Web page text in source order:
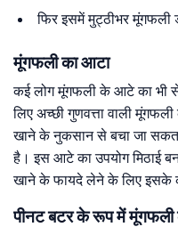
फिर इसमें मुट्ठीभर
मूंगफली का आटा
कई लोग मूंगफली के आटे का भी
लिए अच्छी गुणवत्ता वाली
खाने के नुकसान से बचा जा
है। इस आटे का उपयोग मिठाई
खाने के फायदे लेने के लिए इसके
पीनट बटर के रूप में